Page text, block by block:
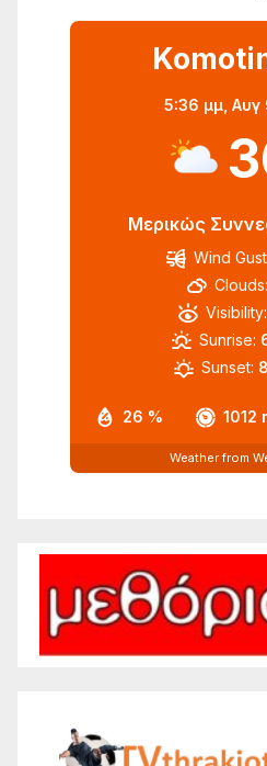
5:36 μμ, Αυγ
Μερικώς
26 % 1012
Wind
Clouds:
Visibility:
Sunrise:
Sunset:
Weather from